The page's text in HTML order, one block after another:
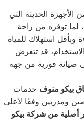
الأجهزة الحديثة التي
توفره من راحة
وبأقل استهلاك للمياه
قد تتعرض
صيانة فورية من جهة
بيكو منوف خدمات
ومدربين وفقًا لأعلى
أصلية من شركة بيكو